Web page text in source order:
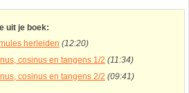
uit je boek:
herleiden (12:20)
cosinus en tangens 1/2 (11:34)
cosinus en tangens 2/2 (09:41)
figuren